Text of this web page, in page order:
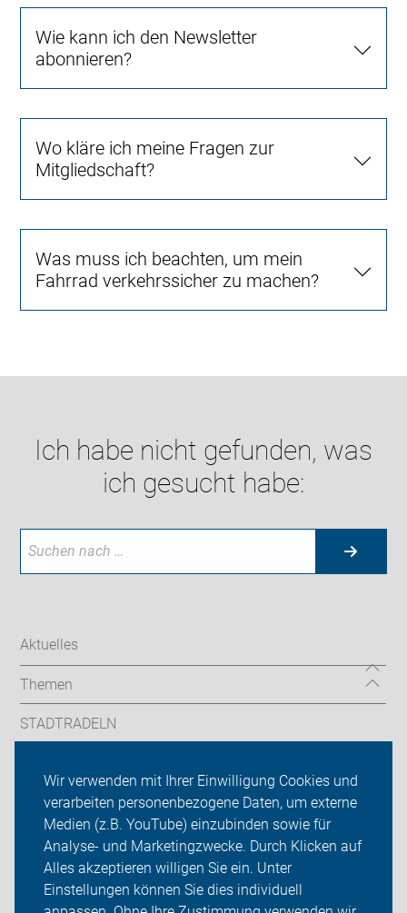
Wir verwenden mit Ihrer Einwilligung Cookies und
verarbeiten personenbezogene Daten, um externe
Medien (z.B. YouTube) einzubinden sowie für
Analyse- und Marketingzwecke. Durch Klicken auf
Alles akzeptieren willigen Sie ein. Unter
Einstellungen können Sie dies individuell
Wie kann ich den Newsletter
abonnieren?
Wo kläre ich meine Fragen zur
Mitgliedschaft?
Was muss ich beachten, um mein
Fahrrad verkehrssicher zu machen?
Ich habe nicht gefunden, was
ich gesucht habe:
Aktuelles
Themen
STADTRADELN
ADFC Hamburg
Sei dabei
Presse